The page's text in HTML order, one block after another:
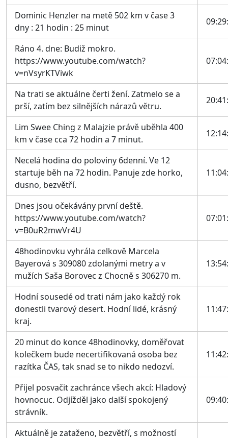
Dominic Henzler na metě 502 km v čase 3
dny : 21 hodin : 25 minut
Ráno 4. dne: Budiž mokro.
https://www.youtube.com/watch?
v=nVsyrKTViwk
Na trati se aktuálne čerti žení. Zatmelo se a
prší, zatím bez silnějších nárazů větru.
Lim Swee Ching z Malajzie právě uběhla 400
km v čase cca 72 hodin a 7 minut.
Necelá hodina do poloviny 6denní. Ve 12
startuje běh na 72 hodin. Panuje zde horko,
dusno, bezvětří.
Dnes jsou očekávány první deště.
https://www.youtube.com/watch?
v=B0uR2mwVr4U
48hodinovku vyhrála celkově Marcela
Bayerová s 309080 zdolanými metry a v
mužích Saša Borovec z Chocně s 306270 m.
Hodní sousedé od trati nám jako každý rok
donestli tvarový desert. Hodní lidé, krásný
kraj.
20 minut do konce 48hodinovky, doměřovat
kolečkem bude necertifikovaná osoba bez
razítka ČAS, tak snad se to nikdo nedozví.
Přijel posvačit zachránce všech akcí: Hladový
hovnocuc. Odjížděl jako další spokojený
strávník.
Aktuálně je zataženo, bezvětří, s možností